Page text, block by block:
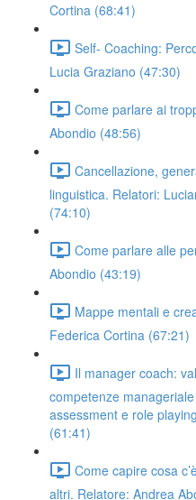
Cortina (68:41)
Self- Coaching:
Lucia Graziano (47:30)
Come parlare ai
Abondio (48:56)
Cancellazione,
linguistica. Relatori:
(74:10)
Come parlare alle
Abondio (43:19)
Mappe mentali e
Federica Cortina (67:21)
Il manager coach:
competenze
assessment e role
(61:41)
Come capire cosa
altri. Relatore: Andrea